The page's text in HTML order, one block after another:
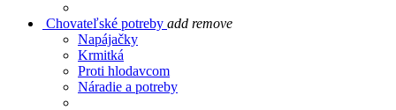
Chovateľské potreby add remove
Napájačky
Krmitká
Proti hlodavcom
Náradie a potreby